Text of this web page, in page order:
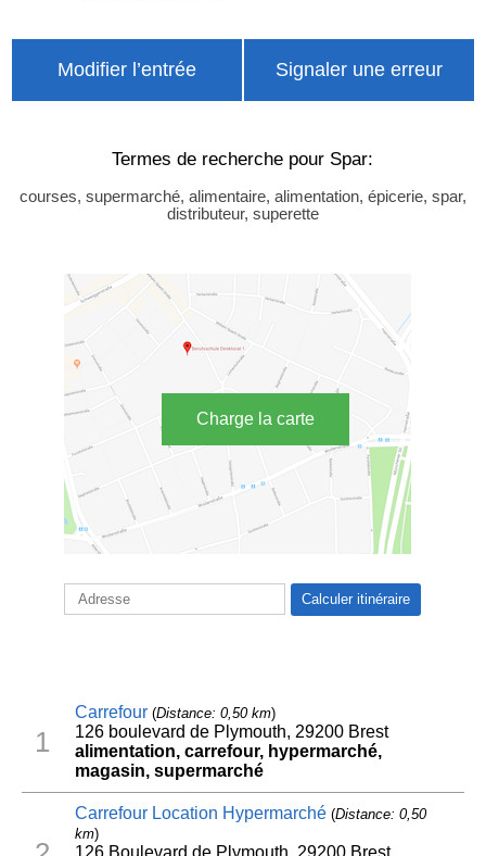
Modifier l’entrée Signaler une erreur
Termes de recherche pour Spar:
courses, supermarché, alimentaire, alimentation, épicerie, spar,
distributeur, superette
Charge la carte
1
Carrefour(Distance: 0,50 km)
126 boulevard de Plymouth, 29200 Brest
alimentation, carrefour, hypermarché,
magasin, supermarché
Carrefour Location Hypermarché(Distance: 0,50
km)
126 Boulevard de Plymouth, 29200 Brest